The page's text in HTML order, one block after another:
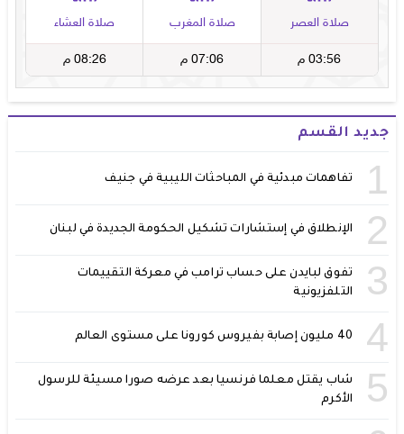
جديد القسم
1 تفاهمات مبدئية في المباحثات الليبية في جنيف
2 الإنطلاق في إستشارات تشكيل الحكومة الجديدة في لبنان
3
تفوق لبايدن على حساب ترامب في معركة التقييمات
التلفزيونية
4 40 مليون إصابة بفيروس كورونا على مستوى العالم
5
شاب يقتل معلما فرنسيا بعد عرضه صورا مسيئة للرسول
الأكرم